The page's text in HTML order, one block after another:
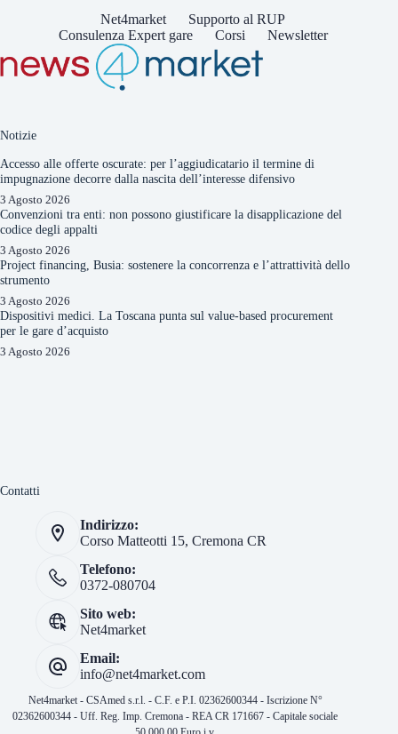
Net4market
Supporto al RUP
Consulenza Expert gare
Corsi Newsletter
Notizie
Accesso alle offerte oscurate: per l’aggiudicatario il termine di
impugnazione decorre dalla nascita dell’interesse difensivo
3 Agosto 2026
Convenzioni tra enti: non possono giustificare la disapplicazione del
codice degli appalti
3 Agosto 2026
Project financing, Busia: sostenere la concorrenza e l’attrattività dello
strumento
3 Agosto 2026
Dispositivi medici. La Toscana punta sul value-based procurement
per le gare d’acquisto
3 Agosto 2026
Contatti
Indirizzo:
Corso Matteotti 15, Cremona CR
Telefono:
0372-080704
Sito web:
Net4market
Email:
info@net4market.com
Net4market - CSAmed s.r.l. - C.F. e P.I. 02362600344 - Iscrizione N°
02362600344 - Uff. Reg. Imp. Cremona - REA CR 171667 - Capitale sociale